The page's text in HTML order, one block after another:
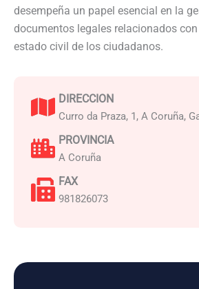
desempeña un papel esencial en la
documentos legales relacionados
estado civil de los ciudadanos.
DIRECCION
Curro da Praza, 1, A Coruña,
PROVINCIA
A Coruña
FAX
981826073